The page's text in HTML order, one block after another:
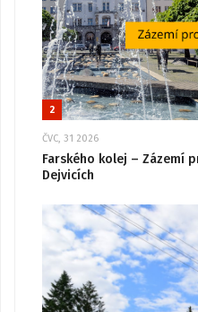
2
ČVC, 31 2026
Farského kolej – Zázemí
Dejvicích